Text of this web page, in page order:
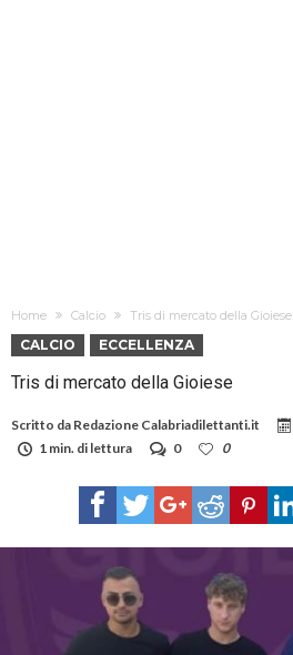
Home Calcio Tris di mercato della Gioiese
CALCIO ECCELLENZA
Tris di mercato della Gioiese
Scritto da Redazione Calabriadilettanti.it
1 min. di lettura
0 0